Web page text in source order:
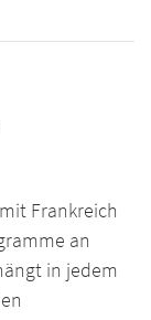
Frankreich
an
in jedem